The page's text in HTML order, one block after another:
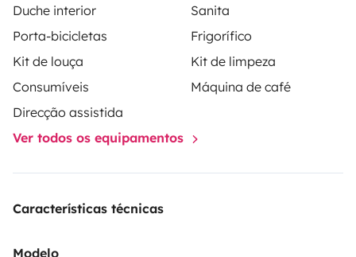
Duche interior
Sanita
Porta-bicicletas
Frigorífico
Kit de louça
Kit de limpeza
Consumíveis
Máquina de café
Direcção assistida
Ver todos os equipamentos
Características técnicas
Modelo